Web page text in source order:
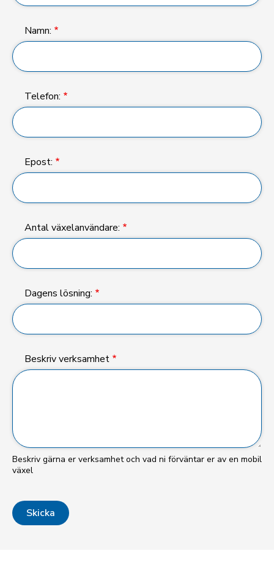
Namn:
Telefon:
Epost:
Antal växelanvändare:
Dagens lösning:
Beskriv verksamhet
Beskriv gärna er verksamhet och vad ni förväntar er av en mobil
växel